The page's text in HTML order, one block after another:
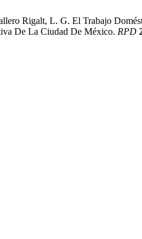
Rigalt, L. G. El Trabajo
De La Ciudad De México. RPD